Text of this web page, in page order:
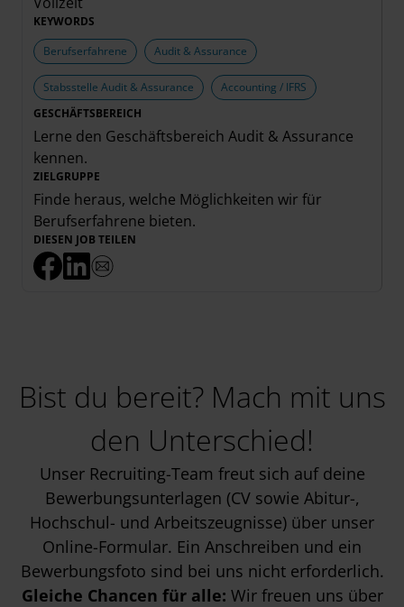
KEYWORDS
Berufserfahrene
Audit & Assurance
Stabsstelle Audit & Assurance
Accounting / IFRS
GESCHÄFTSBEREICH
Lerne den Geschäftsbereich Audit & Assurance
kennen.
ZIELGRUPPE
Finde heraus, welche Möglichkeiten wir für
Berufserfahrene bieten.
DIESEN JOB TEILEN
Bist du bereit? Mach mit uns
den Unterschied!
Unser Recruiting-Team freut sich auf deine
Bewerbungsunterlagen (CV sowie Abitur-,
Hochschul- und Arbeitszeugnisse) über unser
Online-Formular. Ein Anschreiben und ein
Bewerbungsfoto sind bei uns nicht erforderlich.
Gleiche Chancen für alle: Wir freuen uns über